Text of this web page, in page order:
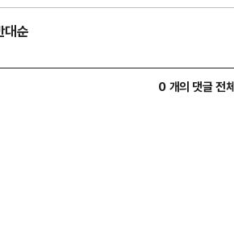
대순
0 개의 댓글 전